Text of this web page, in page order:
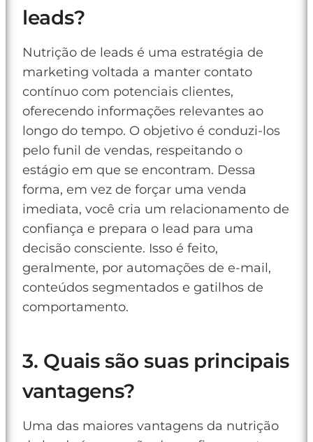
leads?
Nutrição de leads é uma estratégia de
marketing voltada a manter contato
contínuo com potenciais clientes,
oferecendo informações relevantes ao
longo do tempo. O objetivo é conduzi-los
pelo funil de vendas, respeitando o
estágio em que se encontram. Dessa
forma, em vez de forçar uma venda
imediata, você cria um relacionamento de
confiança e prepara o lead para uma
decisão consciente. Isso é feito,
geralmente, por automações de e-mail,
conteúdos segmentados e gatilhos de
comportamento.
3. Quais são suas principais
vantagens?
Uma das maiores vantagens da nutrição